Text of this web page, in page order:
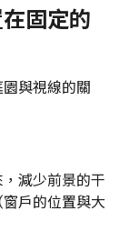
固定的
與視線的關
減少前景的干
戶的位置與大